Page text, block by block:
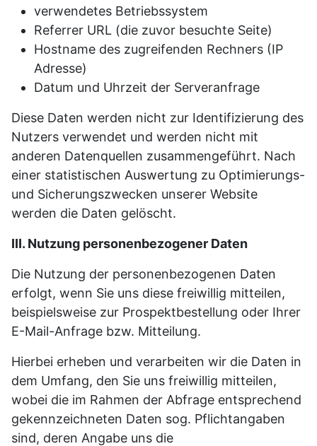
verwendetes Betriebssystem
Referrer URL (die zuvor besuchte Seite)
Hostname des zugreifenden Rechners (IP
Adresse)
Datum und Uhrzeit der Serveranfrage
Diese Daten werden nicht zur Identifizierung des
Nutzers verwendet und werden nicht mit
anderen Datenquellen zusammengeführt. Nach
einer statistischen Auswertung zu Optimierungs-
und Sicherungszwecken unserer Website
werden die Daten gelöscht.
III. Nutzung personenbezogener Daten
Die Nutzung der personenbezogenen Daten
erfolgt, wenn Sie uns diese freiwillig mitteilen,
beispielsweise zur Prospektbestellung oder Ihrer
E-Mail-Anfrage bzw. Mitteilung.
Hierbei erheben und verarbeiten wir die Daten in
dem Umfang, den Sie uns freiwillig mitteilen,
wobei die im Rahmen der Abfrage entsprechend
gekennzeichneten Daten sog. Pflichtangaben
sind, deren Angabe uns die